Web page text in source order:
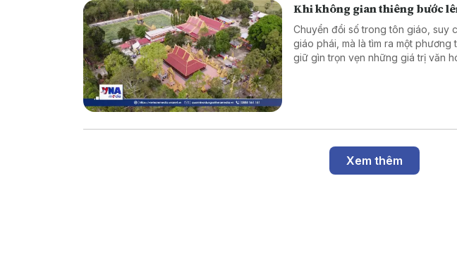
Khi không gian thiêng bước
Chuyển đổi số trong tôn giáo, suy
giáo phái, mà là tìm ra một phương
giữ gìn trọn vẹn những giá trị văn
Xem thêm